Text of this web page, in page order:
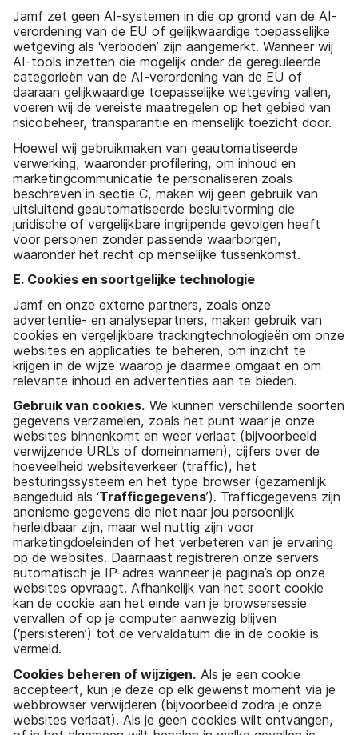
Jamf zet geen AI-systemen in die op grond van de AI-
verordening van de EU of gelijkwaardige toepasselijke
wetgeving als ‘verboden’ zijn aangemerkt. Wanneer wij
AI-tools inzetten die mogelijk onder de gereguleerde
categorieën van de AI-verordening van de EU of
daaraan gelijkwaardige toepasselijke wetgeving vallen,
voeren wij de vereiste maatregelen op het gebied van
risicobeheer, transparantie en menselijk toezicht door.
Hoewel wij gebruikmaken van geautomatiseerde
verwerking, waaronder profilering, om inhoud en
marketingcommunicatie te personaliseren zoals
beschreven in sectie C, maken wij geen gebruik van
uitsluitend geautomatiseerde besluitvorming die
juridische of vergelijkbare ingrijpende gevolgen heeft
voor personen zonder passende waarborgen,
waaronder het recht op menselijke tussenkomst.
E. Cookies en soortgelijke technologie
Jamf en onze externe partners, zoals onze
advertentie- en analysepartners, maken gebruik van
cookies en vergelijkbare trackingtechnologieën om onze
websites en applicaties te beheren, om inzicht te
krijgen in de wijze waarop je daarmee omgaat en om
relevante inhoud en advertenties aan te bieden.
Gebruik van cookies. We kunnen verschillende soorten
gegevens verzamelen, zoals het punt waar je onze
websites binnenkomt en weer verlaat (bijvoorbeeld
verwijzende URL’s of domeinnamen), cijfers over de
hoeveelheid websiteverkeer (traffic), het
besturingssysteem en het type browser (gezamenlijk
aangeduid als ‘Trafficgegevens’). Trafficgegevens zijn
anonieme gegevens die niet naar jou persoonlijk
herleidbaar zijn, maar wel nuttig zijn voor
marketingdoeleinden of het verbeteren van je ervaring
op de websites. Daarnaast registreren onze servers
automatisch je IP-adres wanneer je pagina’s op onze
websites opvraagt. Afhankelijk van het soort cookie
kan de cookie aan het einde van je browsersessie
vervallen of op je computer aanwezig blijven
(‘persisteren’) tot de vervaldatum die in de cookie is
vermeld.
Cookies beheren of wijzigen. Als je een cookie
accepteert, kun je deze op elk gewenst moment via je
webbrowser verwijderen (bijvoorbeeld zodra je onze
websites verlaat). Als je geen cookies wilt ontvangen,